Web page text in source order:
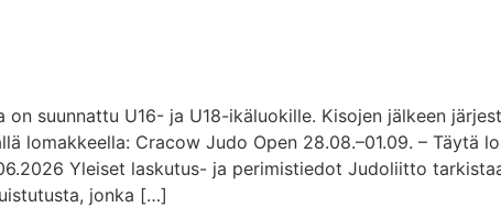
suunnattu U16- ja U18-ikäluokille. Kisojen jälkeen
lomakkeella: Cracow Judo Open 28.08.–01.09. – Täytä
Yleiset laskutus- ja perimistiedot Judoliitto
jonka […]